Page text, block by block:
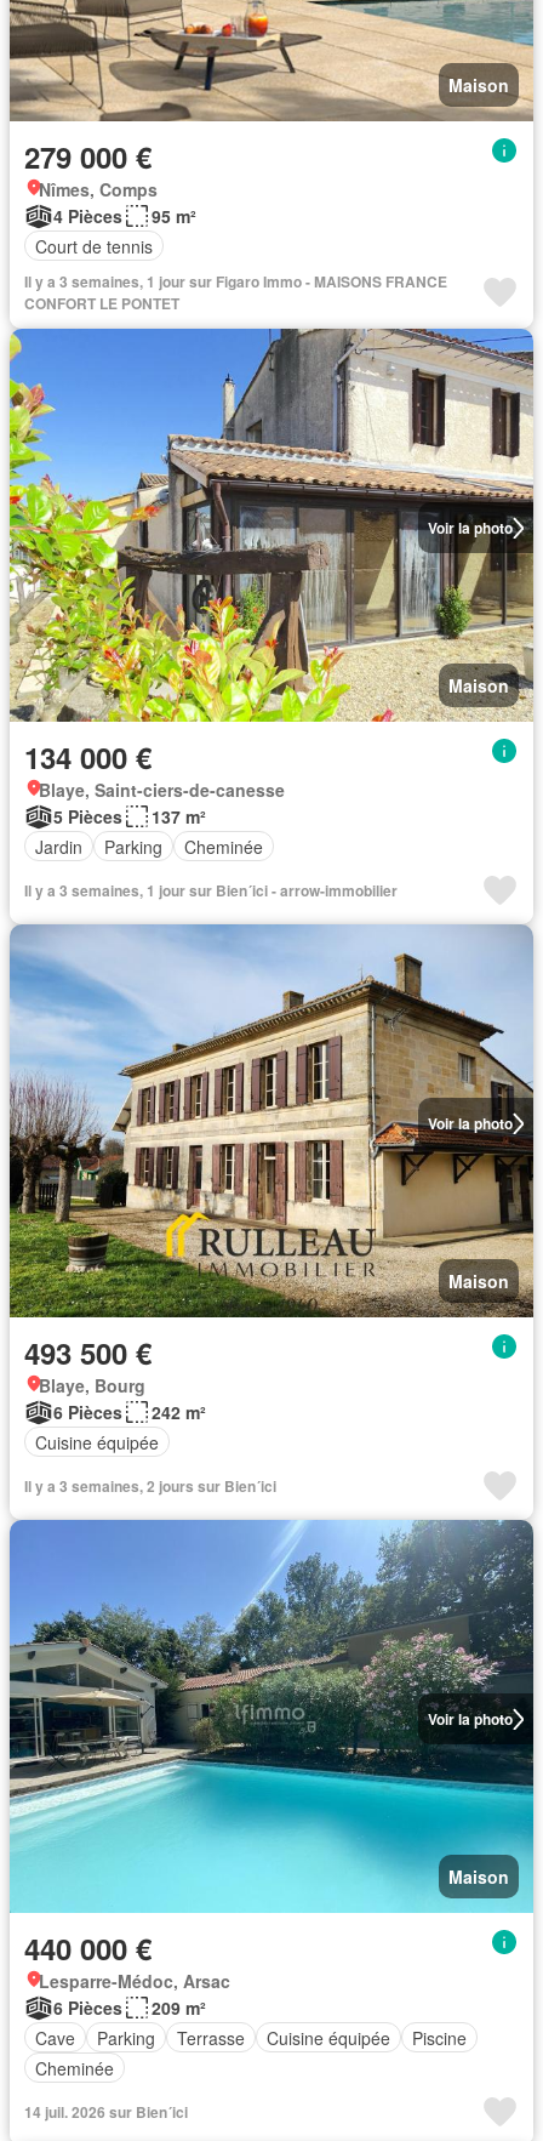
Maison
279 000 €
Nîmes, Comps
4 Pièces
95 m²
Court de tennis
Il y a 3 semaines, 1 jour sur Figaro Immo - MAISONS FRANCE
CONFORT LE PONTET
Voir la photo
Maison
134 000 €
Blaye, Saint-ciers-de-canesse
5 Pièces
137 m²
Jardin
Parking Cheminée
Il y a 3 semaines, 1 jour sur Bien´ici - arrow-immobilier
Voir la photo
Maison
493 500 €
Blaye, Bourg
6 Pièces
242 m²
Cuisine équipée
Il y a 3 semaines, 2 jours sur Bien´ici
Voir la photo
Maison
440 000 €
Lesparre-Médoc, Arsac
6 Pièces
209 m²
Cave
Parking Terrasse Cuisine équipée
Piscine
Cheminée
14 juil. 2026 sur Bien´ici